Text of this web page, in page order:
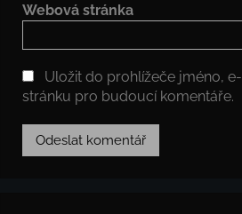
Webová stránka
Uložit do prohlížeče jméno,
stránku pro budoucí komentáře.